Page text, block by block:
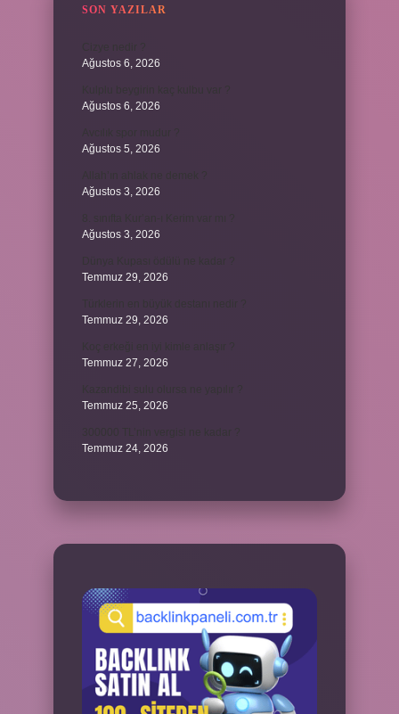
SON YAZILAR
Ağustos 6, 2026
Ağustos 6, 2026
Ağustos 5, 2026
Ağustos 3, 2026
Ağustos 3, 2026
Temmuz 29, 2026
Temmuz 29, 2026
Temmuz 27, 2026
Temmuz 25, 2026
Temmuz 24, 2026